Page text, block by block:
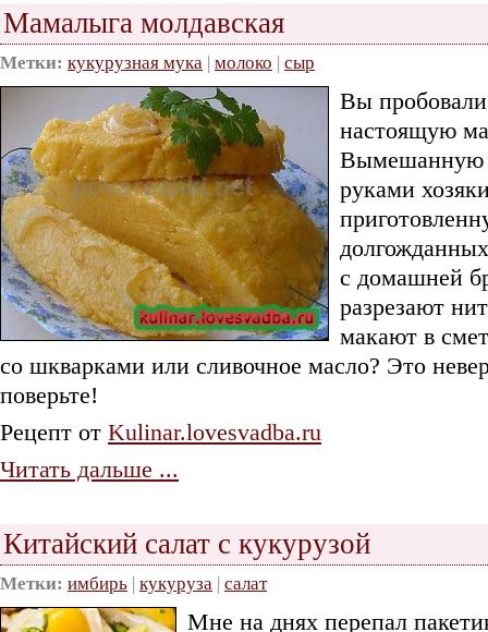
Мамалыга молдавская
Метки: кукурузная мука | молоко | сыр
Вы пробовали
настоящую
Вымешанную
руками
с домашней
разрезают
макают в
со шкварками или сливочное масло? Это
поверьте!
Рецепт от Kulinar.lovesvadba.ru
Читать дальше ...
Китайский салат с кукурузой
Метки: имбирь | кукуруза | салат
Мне на днях перепал